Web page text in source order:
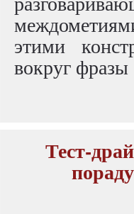
этими
вокруг
Тест-